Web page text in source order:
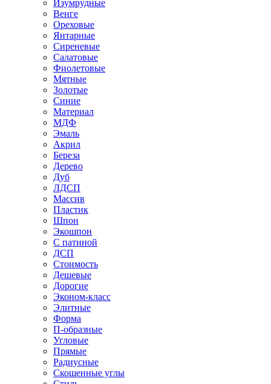
Изумрудные
Венге
Ореховые
Янтарные
Сиреневые
Салатовые
Фиолетовые
Мятные
Золотые
Синие
Материал
МДФ
Эмаль
Акрил
Береза
Дерево
Дуб
ЛДСП
Массив
Пластик
Шпон
Экошпон
С патиной
ДСП
Стоимость
Дешевые
Дорогие
Эконом-класс
Элитные
Форма
П-образные
Угловые
Прямые
Радиусные
Скошенные углы